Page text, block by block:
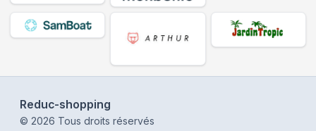
Reduc-shopping
© 2026 Tous droits réservés